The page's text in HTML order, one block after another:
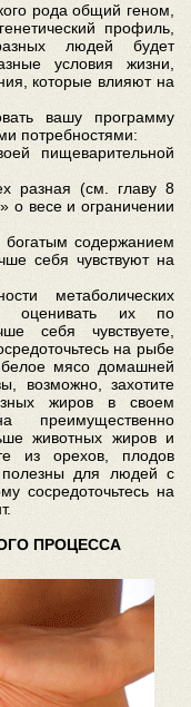
рода общий геном,
профиль,
людей будет
условия жизни,
которые влияют на
вашу программу
потребностями:
пищеварительной
разная (см. главу 8
о весе и ограничении
содержанием
себя чувствуют на
метаболических
оценивать их по
себя чувствуете,
на рыбе
мясо домашней
возможно, захотите
жиров в своем
животных жиров и
из орехов, плодов
для людей с
сосредоточьтесь на
ПРОЦЕССА